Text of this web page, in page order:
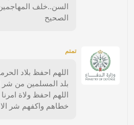
السن..خلف
الصحيح
تمتم
اللهم احفظ بلاد
بلد المسلمين من شر
اللهم احفظ ولاة
خطاهم واكفهم شر